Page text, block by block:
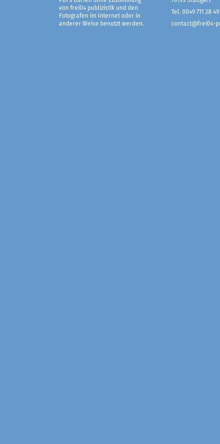
von frei04 publizistik und den
Fotografen im Internet oder in
anderer Weise benutzt werden.
Tel. 0049 711 28 49
contact@frei04-